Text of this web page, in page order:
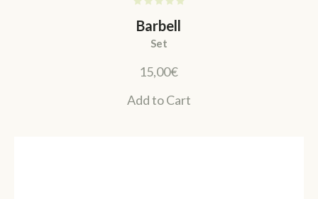
Barbell
Set
15,00€
Add to Cart